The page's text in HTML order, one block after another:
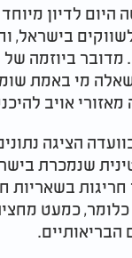
היום לדיון
בישראל,
ביוזמה של
מי באמת
אויב
הציגה
שנמכרת
כמעט
הבריאותיים.​